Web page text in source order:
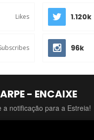
Likes 1.120k
96k
ARPE - ENCAIXE
a notificação para a Estreia!